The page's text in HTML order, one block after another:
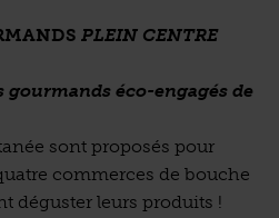
PLEIN CENTRE
gourmands éco-engagés de
sont proposés pour
commerces de bouche
déguster leurs produits !